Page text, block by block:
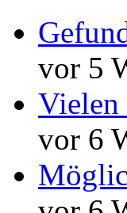
vor 5
Vielen
vor 6